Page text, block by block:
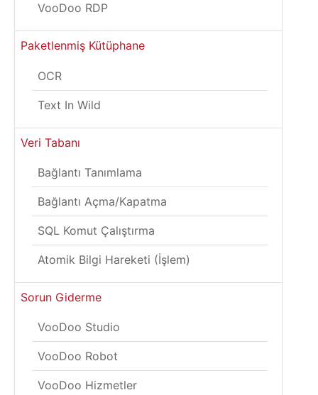
VooDoo RDP
Paketlenmiş Kütüphane
OCR
Text In Wild
Veri Tabanı
Bağlantı Tanımlama
Bağlantı Açma/Kapatma
SQL Komut Çalıştırma
Atomik Bilgi Hareketi (İşlem)
Sorun Giderme
VooDoo Studio
VooDoo Robot
VooDoo Hizmetler